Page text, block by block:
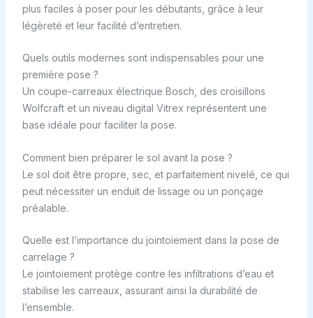
plus faciles à poser pour les débutants, grâce à leur
légèreté et leur facilité d’entretien.
Quels outils modernes sont indispensables pour une
première pose ?
Un coupe-carreaux électrique Bosch, des croisillons
Wolfcraft et un niveau digital Vitrex représentent une
base idéale pour faciliter la pose.
Comment bien préparer le sol avant la pose ?
Le sol doit être propre, sec, et parfaitement nivelé, ce qui
peut nécessiter un enduit de lissage ou un ponçage
préalable.
Quelle est l’importance du jointoiement dans la pose de
carrelage ?
Le jointoiement protège contre les infiltrations d’eau et
stabilise les carreaux, assurant ainsi la durabilité de
l’ensemble.